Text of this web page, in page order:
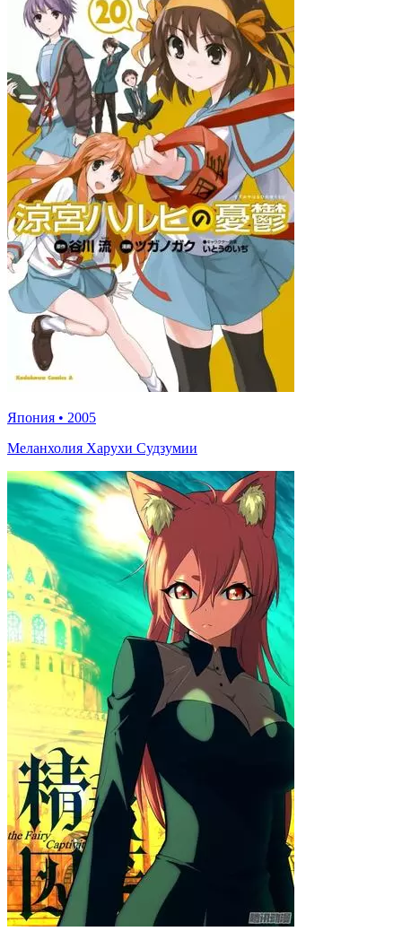
Япония • 2005
Меланхолия Харухи Судзумии